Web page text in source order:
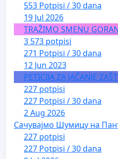
553 Potpisi / 30 dana
19 Jul 2026
TRAŽIMO SMENU
3 573 potpisi
271 Potpisi / 30 dana
12 Jun 2023
PETICIJA ZA JAČANJE
227 potpisi
227 Potpisi / 30 dana
2 Aug 2026
Сачувајмо Шумицу на
227 potpisi
227 Potpisi / 30 dana